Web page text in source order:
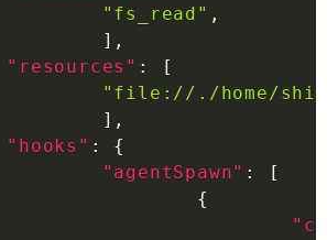
"fs_read" ,
] ,
"resources" :
[
"file://./home/
] ,
"hooks" :
{
"agentSpawn" :
[
{